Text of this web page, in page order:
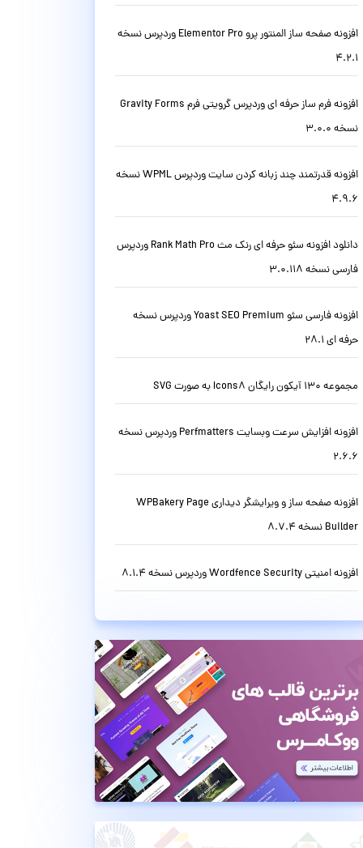
افزونه صفحه ساز المنتور پرو Elementor Pro وردپرس نسخه
4.2.1
افزونه فرم ساز حرفه ای وردپرس گرویتی فرم Gravity Forms
نسخه 3.0.0
افزونه قدرتمند چند زبانه کردن سایت وردپرس WPML نسخه
4.9.6
دانلود افزونه سئو حرفه ای رنک مث Rank Math Pro وردپرس
فارسی نسخه 3.0.118
افزونه فارسی سئو Yoast SEO Premium وردپرس نسخه
حرفه ای 28.1
مجموعه 130 آیکون رایگان Icons8 به صورت SVG
افزونه افزایش سرعت وبسایت Perfmatters وردپرس نسخه
2.6.6
افزونه صفحه ساز و ویرایشگر دیداری WPBakery Page
Builder نسخه 8.7.4
افزونه امنیتی Wordfence Security وردپرس نسخه 8.1.4